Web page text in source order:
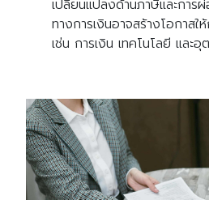
เปลี่ยนแปลงด้านภาษีและการ
ทางการเงินอาจสร้างโอกาส
เช่น การเงิน เทคโนโลยี และ